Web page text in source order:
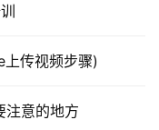
传视频步骤)
注意的地方